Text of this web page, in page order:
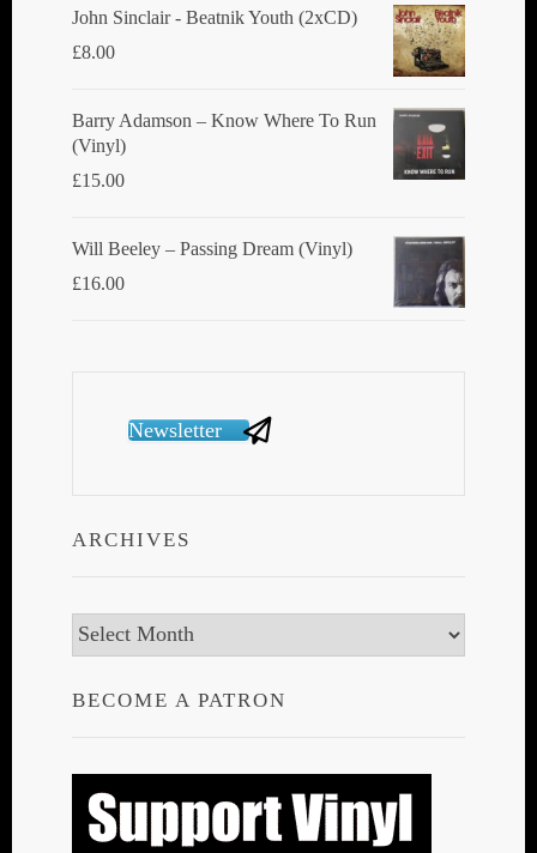
John Sinclair - Beatnik Youth (2xCD)
£8.00
Barry Adamson ‎– Know Where To Run
(Vinyl)
£15.00
Will Beeley ‎– Passing Dream (Vinyl)
£16.00
Newsletter
ARCHIVES
Archives
BECOME A PATRON